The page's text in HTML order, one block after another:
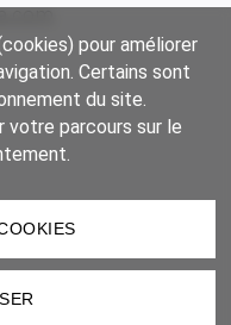
pour améliorer
Certains sont
du site.
votre parcours sur le